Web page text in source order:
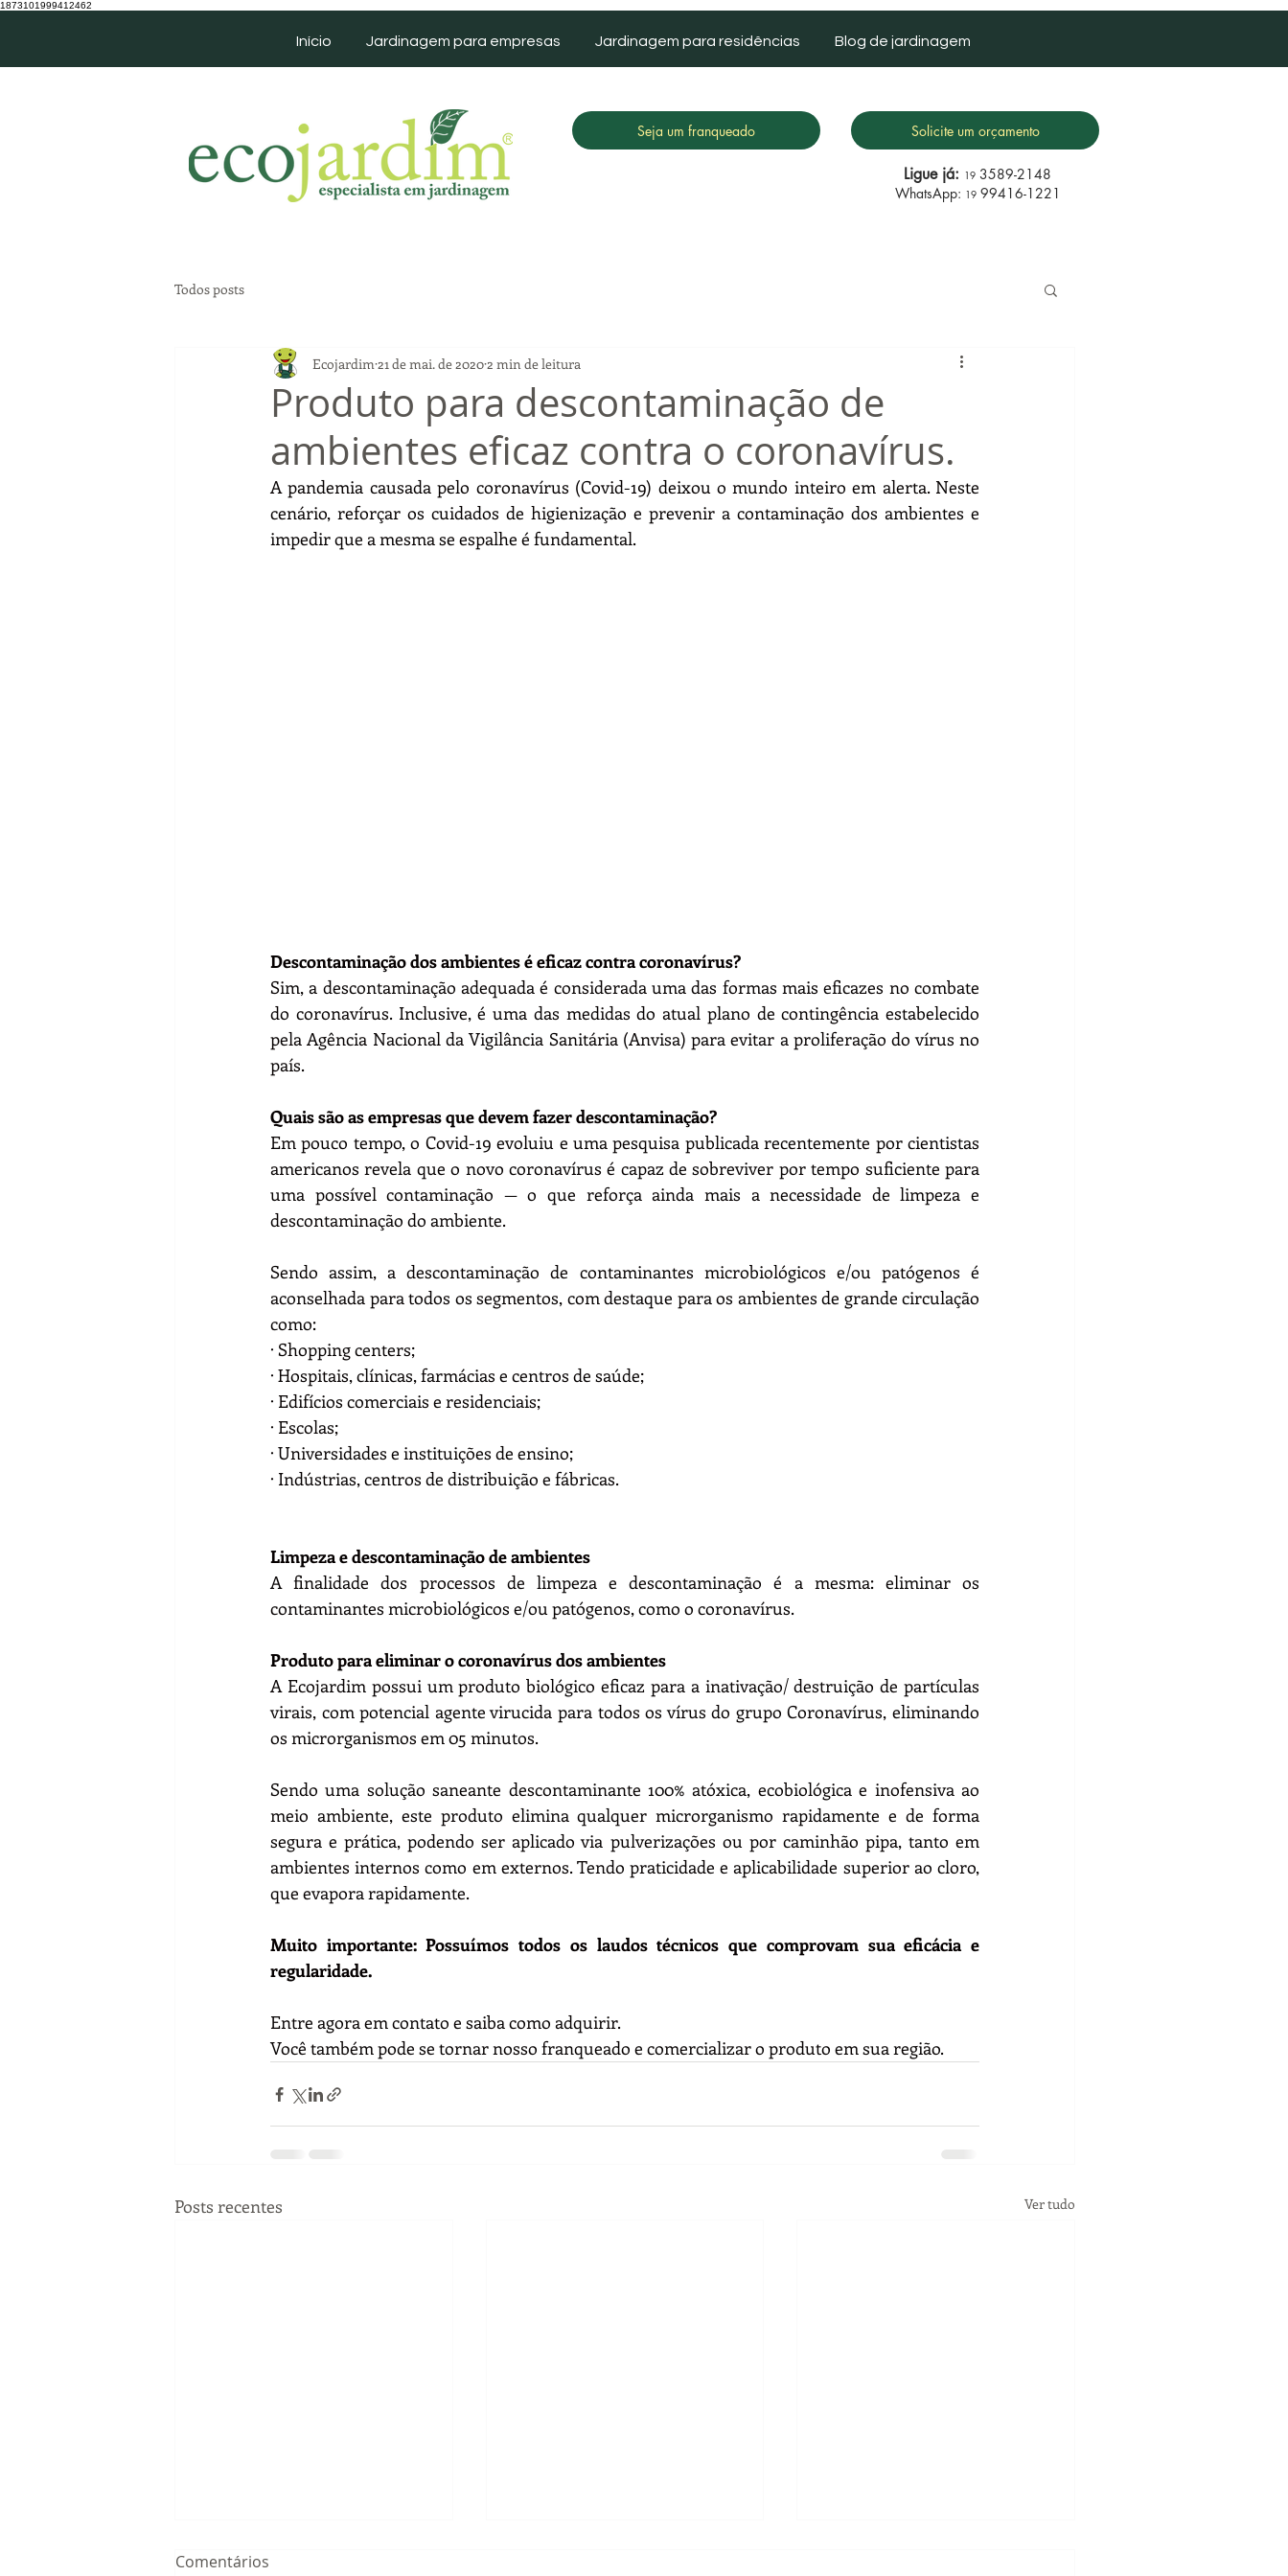
1873101999412462
Início Jardinagem para empresas Jardinagem para residências Blog de jardinagem
Seja um franqueado Solicite um orçamento
Ligue já: 19 3589-2148
WhatsApp: 1999416-1221
Todos posts
Produto para descontaminação de
ambientes eficaz contra o coronavírus.
Ecojardim 21 de mai. de 2020 2 min de leitura
A pandemia causada pelo coronavírus (Covid-19) deixou o mundo inteiro em alerta. Neste
cenário, reforçar os cuidados de higienização e prevenir a contaminação dos ambientes e
impedir que a mesma se espalhe é fundamental.
Descontaminação dos ambientes é eficaz contra coronavírus?
Sim, a descontaminação adequada é considerada uma das formas mais eficazes no combate
do coronavírus. Inclusive, é uma das medidas do atual plano de contingência estabelecido
pela Agência Nacional da Vigilância Sanitária (Anvisa) para evitar a proliferação do vírus no
país.
Quais são as empresas que devem fazer descontaminação?
Em pouco tempo, o Covid-19 evoluiu e uma pesquisa publicada recentemente por cientistas
americanos revela que o novo coronavírus é capaz de sobreviver por tempo suficiente para
uma possível contaminação — o que reforça ainda mais a necessidade de limpeza e
descontaminação do ambiente.
Sendo assim, a descontaminação de contaminantes microbiológicos e/ou patógenos é
aconselhada para todos os segmentos, com destaque para os ambientes de grande circulação
como:
· Shopping centers;
· Hospitais, clínicas, farmácias e centros de saúde;
· Edifícios comerciais e residenciais;
· Escolas;
· Universidades e instituições de ensino;
· Indústrias, centros de distribuição e fábricas.
Limpeza e descontaminação de ambientes
A finalidade dos processos de limpeza e descontaminação é a mesma: eliminar os
contaminantes microbiológicos e/ou patógenos, como o coronavírus.
Produto para eliminar o coronavírus dos ambientes
A Ecojardim possui um produto biológico eficaz para a inativação/ destruição de partículas
virais, com potencial agente virucida para todos os vírus do grupo Coronavírus, eliminando
os microrganismos em 05 minutos.
Sendo uma solução saneante descontaminante 100% atóxica, ecobiológica e inofensiva ao
meio ambiente, este produto elimina qualquer microrganismo rapidamente e de forma
segura e prática, podendo ser aplicado via pulverizações ou por caminhão pipa, tanto em
ambientes internos como em externos. Tendo praticidade e aplicabilidade superior ao cloro,
que evapora rapidamente.
Muito importante: Possuímos todos os laudos técnicos que comprovam sua eficácia e
regularidade.
Entre agora em contato e saiba como adquirir.
Você também pode se tornar nosso franqueado e comercializar o produto em sua região.
Posts recentes Ver tudo
Comentários